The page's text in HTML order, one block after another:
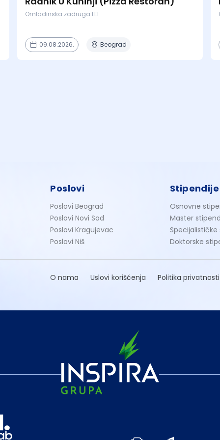
Omladinska zadruga LEI
09.08.2026. Beograd
Poslovi
Poslovi Beograd
Poslovi Novi Sad
Poslovi Kragujevac
Poslovi Niš
Stipendije
Osnovne
Master
Doktorske
O nama Uslovi korišćenja Politika privatnosti